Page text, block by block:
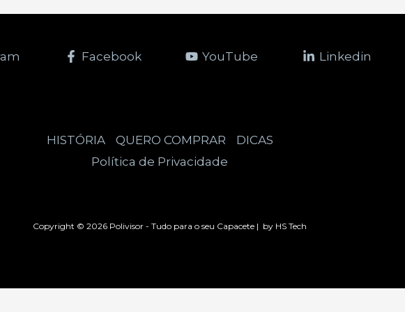
Facebook YouTube Linkedin
HISTÓRIA QUERO COMPRAR
DICAS
Política de Privacidade
Copyright © 2026 Polivisor - Tudo para o seu Capacete | by HS Tech